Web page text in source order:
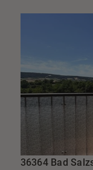
36364 Bad